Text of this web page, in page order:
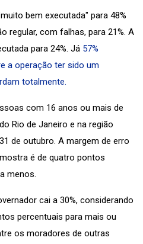
bem executada" para 48%
regular, com falhas, para 21%. A
para 24%. Já 57%
a operação ter sido um
totalmente.
com 16 anos ou mais de
Rio de Janeiro e na região
de outubro. A margem de erro
é de quatro pontos
menos.
cai a 30%, considerando
percentuais para mais ou
os moradores de outras